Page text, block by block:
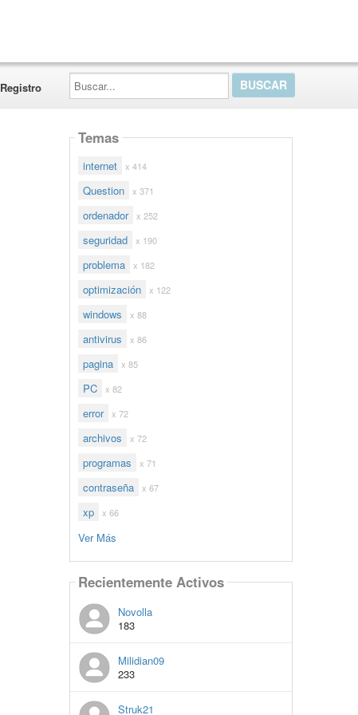
Registro
Buscar...
Temas
internet x 414
Question x 371
ordenador x 252
seguridad x 190
problema x 182
optimización x 122
windows x 88
antivirus x 86
pagina x 85
PC x 82
error x 72
archivos x 72
programas x 71
contraseña x 67
xp x 66
Ver Más
Recientemente Activos
Novolla
183
Milidian09
233
Struk21